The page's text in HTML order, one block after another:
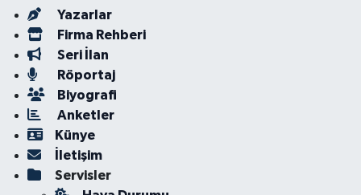
Yazarlar
Firma Rehberi
Seri İlan
Röportaj
Biyografi
Anketler
Künye
İletişim
Servisler